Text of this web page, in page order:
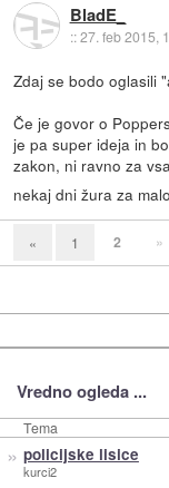
BladE_
::27. feb 2015,
Zdaj se bodo oglasili
Če je govor o
je pa super ideja in
zakon, ni ravno za
nekaj dni žura za
« 1 2 »
Vredno ogleda ...
Tema
» policijske lisice
kurci2